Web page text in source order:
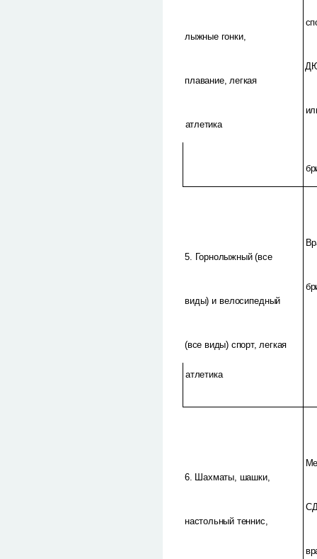
лыжные гонки,
плавание, легкая
атлетика
5. Горнолыжный (все
виды) и велосипедный
(все виды) спорт, легкая
атлетика
6. Шахматы, шашки,
настольный теннис,